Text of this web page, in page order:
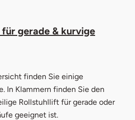
gerade & kurvige
finden Sie einige
In Klammern finden Sie den
Rollstuhllift für gerade oder
geeignet ist.